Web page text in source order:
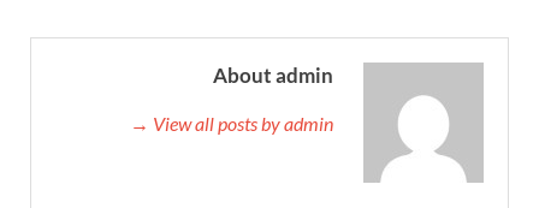
About admin
View all posts by admin →